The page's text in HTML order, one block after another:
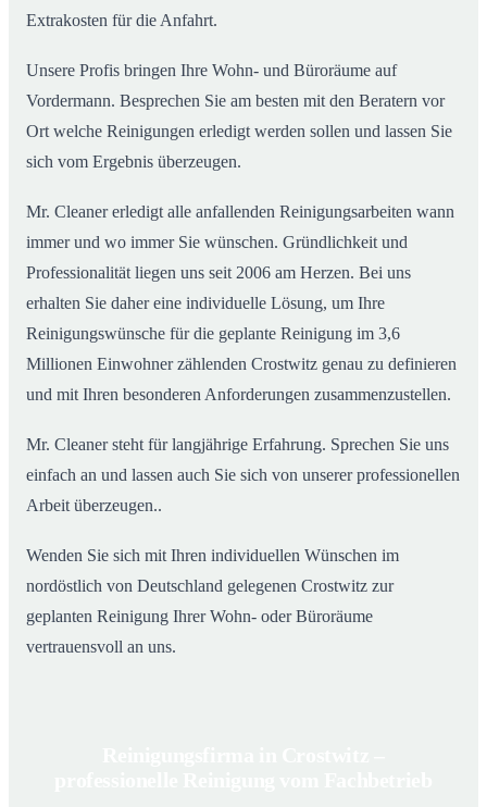
Extrakosten für die Anfahrt.
Unsere Profis bringen Ihre Wohn- und Büroräume auf
Vordermann. Besprechen Sie am besten mit den Beratern vor
Ort welche Reinigungen erledigt werden sollen und lassen Sie
sich vom Ergebnis überzeugen.
Mr. Cleaner erledigt alle anfallenden Reinigungsarbeiten wann
immer und wo immer Sie wünschen. Gründlichkeit und
Professionalität liegen uns seit 2006 am Herzen. Bei uns
erhalten Sie daher eine individuelle Lösung, um Ihre
Reinigungswünsche für die geplante Reinigung im 3,6
Millionen Einwohner zählenden Crostwitz genau zu definieren
und mit Ihren besonderen Anforderungen zusammenzustellen.
Mr. Cleaner steht für langjährige Erfahrung. Sprechen Sie uns
einfach an und lassen auch Sie sich von unserer professionellen
Arbeit überzeugen..
Wenden Sie sich mit Ihren individuellen Wünschen im
nordöstlich von Deutschland gelegenen Crostwitz zur
geplanten Reinigung Ihrer Wohn- oder Büroräume
vertrauensvoll an uns.